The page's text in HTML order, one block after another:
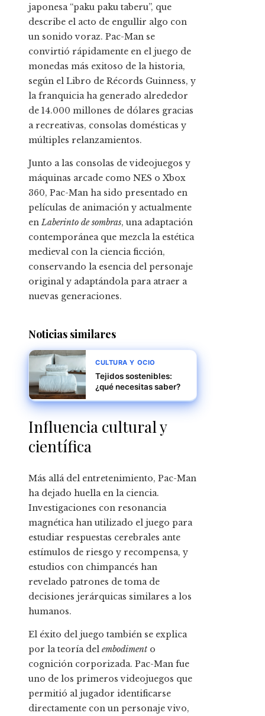
japonesa “paku paku taberu”, que
describe el acto de engullir algo con
un sonido voraz. Pac-Man se
convirtió rápidamente en el juego de
monedas más exitoso de la historia,
según el Libro de Récords Guinness, y
la franquicia ha generado alrededor
de 14.000 millones de dólares gracias
a recreativas, consolas domésticas y
múltiples relanzamientos.
Junto a las consolas de videojuegos y
máquinas arcade como NES o Xbox
360, Pac-Man ha sido presentado en
películas de animación y actualmente
enLaberinto de sombras, una adaptación
contemporánea que mezcla la estética
medieval con la ciencia ficción,
conservando la esencia del personaje
original y adaptándola para atraer a
nuevas generaciones.
Noticias similares
CULTURA Y OCIO
Tejidos sostenibles:
¿qué necesitas saber?
Influencia cultural y
científica
Más allá del entretenimiento, Pac-Man
ha dejado huella en la ciencia.
Investigaciones con resonancia
magnética han utilizado el juego para
estudiar respuestas cerebrales ante
estímulos de riesgo y recompensa, y
estudios con chimpancés han
revelado patrones de toma de
decisiones jerárquicas similares a los
humanos.
El éxito del juego también se explica
por la teoría del embodiment o
cognición corporizada. Pac-Man fue
uno de los primeros videojuegos que
permitió al jugador identificarse
directamente con un personaje vivo,